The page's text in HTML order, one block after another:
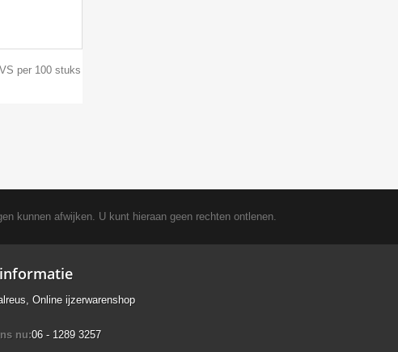
per 100 stuks
kunnen afwijken. U kunt hieraan geen rechten ontlenen.
Online ijzerwarenshop
nu:06 - 1289 3257